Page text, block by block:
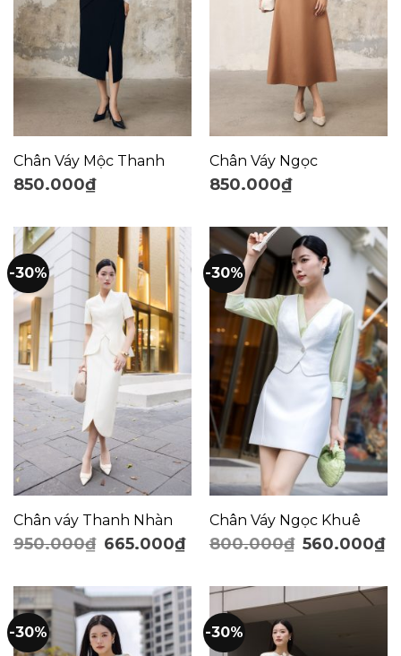
Chân Váy Mộc Thanh
850.000₫
Chân Váy Ngọc
850.000₫
-30%
Chân váy Thanh Nhàn
950.000₫ 665.000₫
-30%
Chân Váy Ngọc Khuê
800.000₫ 560.000₫
-30% -30%